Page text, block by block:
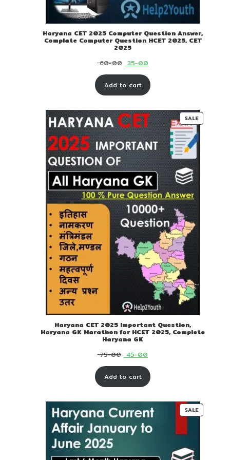
Haryana CET 2025 Computer Question Answer,
Complate Computer Question HCET 2025, CET
2025
60-00 Original
price
was:
00.
35-00Current
price
is:
00.
Add to cart
SALE
ON
SALE
Haryana CET 2025 Important Question,
Haryana GK Marathon for HCET 2025, Complete
Haryana GK
75-00 Original
price
was:
45-00Current
price
is:
00.
Add to cart
SALE